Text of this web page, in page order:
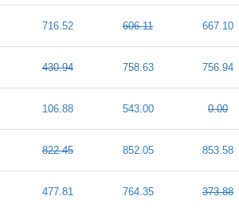
716.52 606.11 667.10
430.94 758.63 756.94
106.88 543.00 0.00
822.45 852.05 853.58
477.81 764.35 373.88